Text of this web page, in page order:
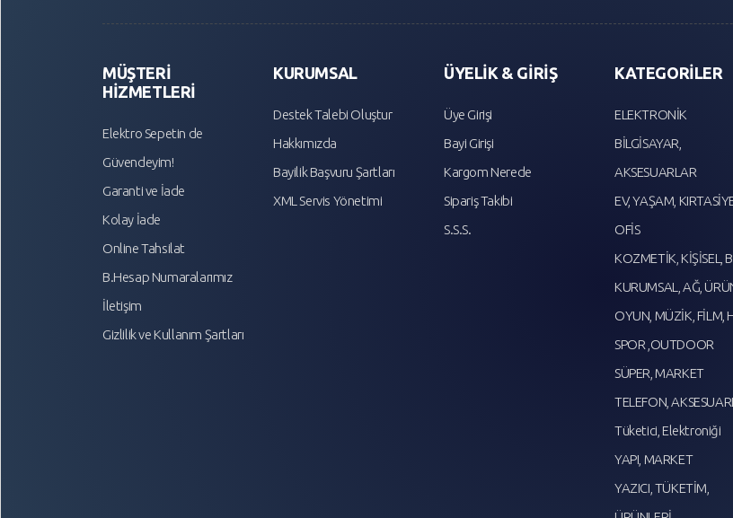
MÜŞTERİ
HİZMETLERİ
Elektro Sepetin de
Güvendeyim!
Garanti ve İade
Kolay İade
Online Tahsilat
B.Hesap Numaralarımız
İletişim
Gizlilik ve Kullanım Şartları
KURUMSAL
Destek Talebi Oluştur
Hakkımızda
Bayilik Başvuru Şartları
XML Servis Yönetimi
ÜYELİK & GİRİŞ
Üye Girişi
Bayi Girişi
Kargom Nerede
Sipariş Takibi
S.S.S.
KATEGORİLER
ELEKTRONİK
BİLGİSAYAR,
AKSESUARLAR
EV, YAŞAM,
OFİS
KOZMETİK, KİŞİSEL,
KURUMSAL, AĞ,
OYUN, MÜZİK, FİLM,
SPOR ,OUTDOOR
SÜPER, MARKET
TELEFON,
Tüketici, Elektroniği
YAPI, MARKET
YAZICI, TÜKETİM,